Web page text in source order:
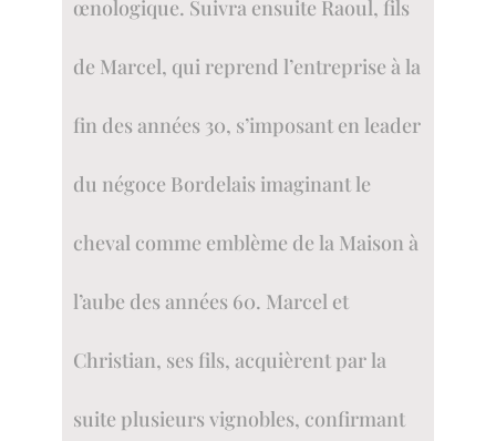
œnologique. Suivra ensuite Raoul, fils
de Marcel, qui reprend l’entreprise à la
fin des années 30, s’imposant en leader
du négoce Bordelais imaginant le
cheval comme emblème de la Maison à
l’aube des années 60. Marcel et
Christian, ses fils, acquièrent par la
suite plusieurs vignobles, confirmant